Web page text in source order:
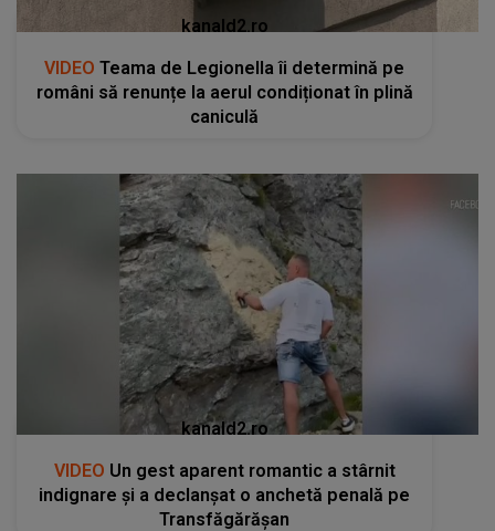
kanald2.ro
VIDEO Teama de Legionella îi determină pe
români să renunțe la aerul condiționat în plină
caniculă
kanald2.ro
VIDEO Un gest aparent romantic a stârnit
indignare și a declanșat o anchetă penală pe
Transfăgărășan